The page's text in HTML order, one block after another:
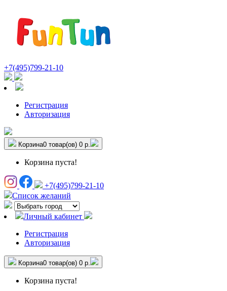
+7(495)799-21-10
Регистрация
Авторизация
Корзина0 товар(ов) 0 р.
Корзина пуста!
+7(495)799-21-10
Список желаний
Личный кабинет
Регистрация
Авторизация
Корзина0 товар(ов) 0 р.
Корзина пуста!